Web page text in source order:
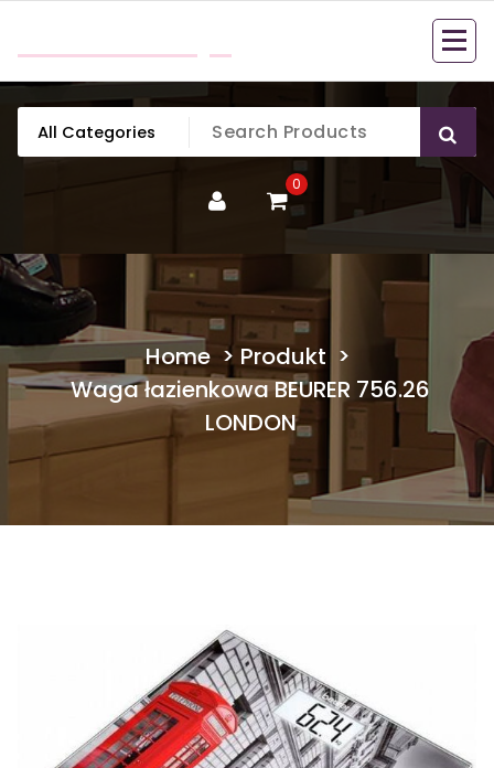
content
0
Home> Produkt >
Waga łazienkowa BEURER 756.26
LONDON